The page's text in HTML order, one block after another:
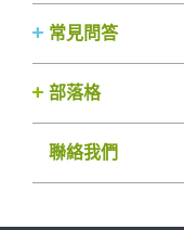
常見問答
部落格
聯絡我們